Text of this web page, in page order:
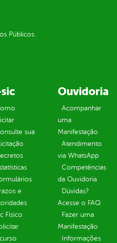
Públicos.
sua
e
Físico
Ouvidoria
Acompanhar
uma
Manifestação
Atendimento
via WhatsApp
Competências
da Ouvidoria
Dúvidas?
Acesse o FAQ
Fazer uma
Manifestação
Informações